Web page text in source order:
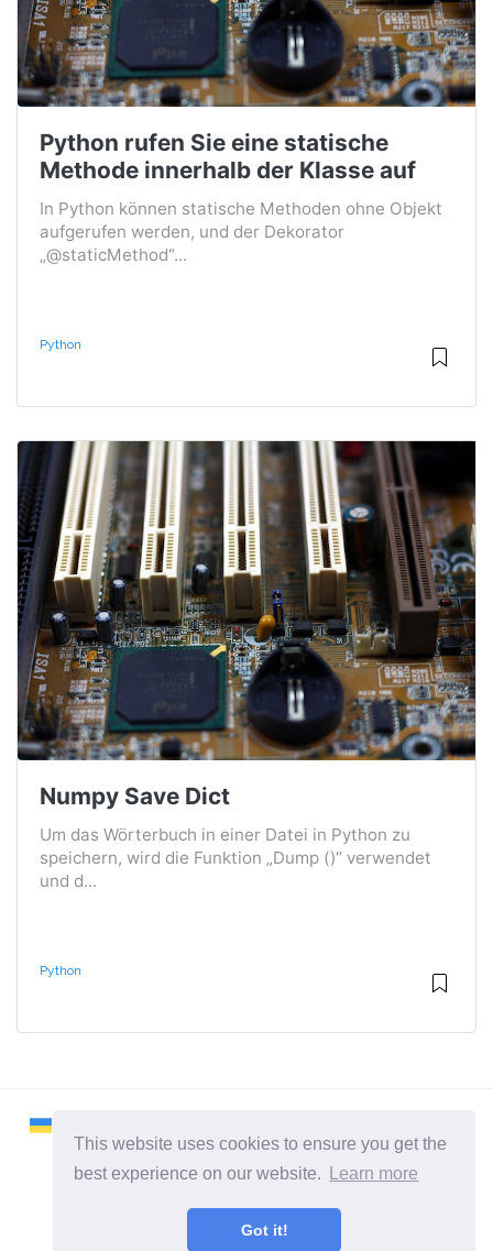
This website uses cookies to ensure you get the
best experience on our website.
Learn more
Got it!
Python rufen Sie eine statische
Methode innerhalb der Klasse auf
In Python können statische Methoden ohne Objekt
aufgerufen werden, und der Dekorator
„@staticMethod“...
Python
Numpy Save Dict
Um das Wörterbuch in einer Datei in Python zu
speichern, wird die Funktion „Dump ()“ verwendet
und d...
Python
2026 ©Remontcompa
Alle Kategorien